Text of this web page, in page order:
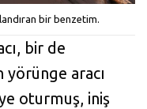
bir benzetim.
bir de
yörünge aracı
oturmuş, iniş